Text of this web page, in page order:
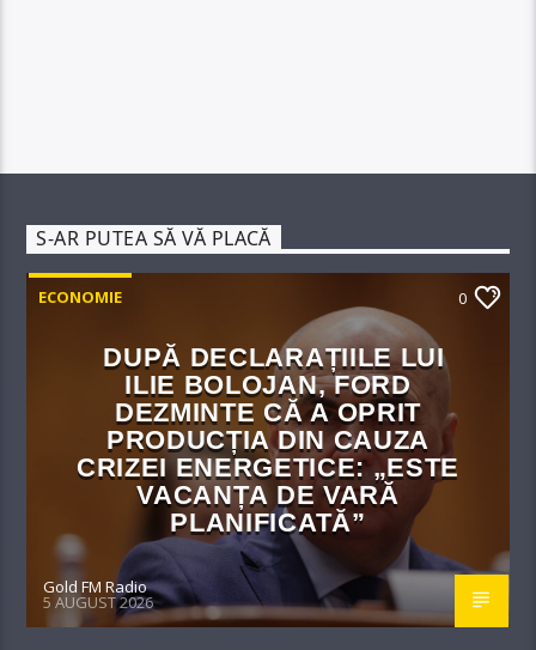
S-AR PUTEA SĂ VĂ PLACĂ
ECONOMIE 0
DUPĂ DECLARAȚIILE LUI
ILIE BOLOJAN, FORD
DEZMINTE CĂ A OPRIT
PRODUCȚIA DIN CAUZA
CRIZEI ENERGETICE: „ESTE
VACANȚA DE VARĂ
PLANIFICATĂ”
Gold FM Radio
5 AUGUST 2026